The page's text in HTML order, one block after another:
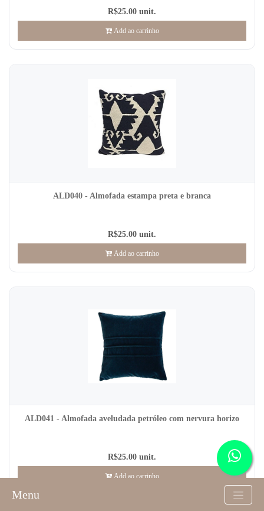
Menu
R$25.00 unit.
Add ao carrinho
ALD040 - Almofada estampa preta e branca
R$25.00 unit.
Add ao carrinho
ALD041 - Almofada aveludada petróleo com nervura horizo
R$25.00 unit.
Add ao carrinho